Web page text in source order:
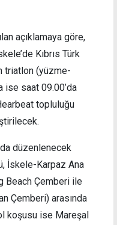
açıklamaya göre,
Kıbrıs Türk
triatlon (yüzme-
ise saat 09.00’da
topluluğu
düzenlenecek
İskele-Karpaz Ana
Beach Çemberi ile
Çemberi) arasında
koşusu ise Mareşal